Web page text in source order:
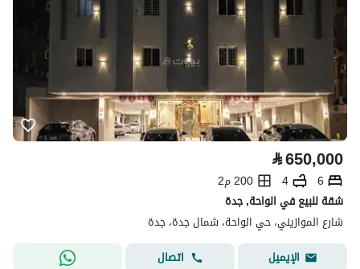
⃁650,000
6
4
200 م2
شقة للبيع في الواحة, جدة
شارع الموازيني، حي الواحة، شمال جدة، جدة
الإيميل
اتصال